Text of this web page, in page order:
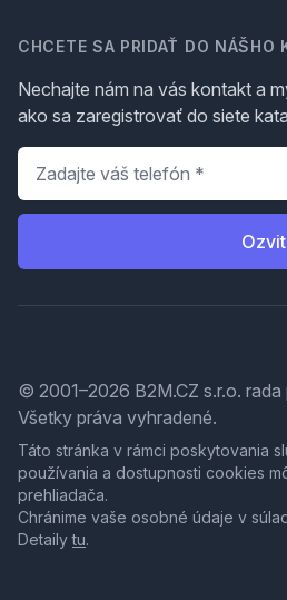
CHCETE SA PRIDAŤ DO NÁŠHO
Nechajte nám na vás kontakt a
ako sa zaregistrovať do siete
Telefón
© 2001–2026 B2M.CZ s.r.o. rada
Všetky práva vyhradené.
Táto stránka v rámci poskytovania
používania a dostupnosti cookies
prehliadača.
Chránime vaše osobné údaje v
Detailytu.